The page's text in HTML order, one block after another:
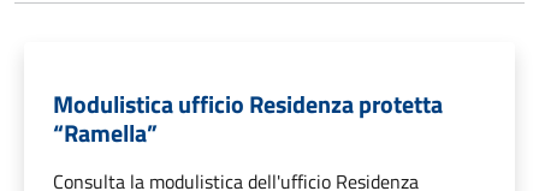
Modulistica ufficio Residenza protetta
“Ramella”
Consulta la modulistica dell'ufficio Residenza